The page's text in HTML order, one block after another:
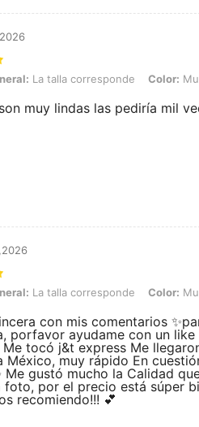
La talla corresponde, Color: Multicolor
La talla corresponde Color:
muy lindas las pediría mil
La talla corresponde, Color: Multicolor
La talla corresponde Color:
con mis comentarios
porfavor ayudame con un like
Me tocó j&t express Me
México, muy rápido En
Me gustó mucho la Calidad
foto, por el precio está súper
recomiendo!!! 💕